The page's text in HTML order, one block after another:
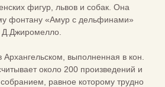
фигур, львов и собак. Она
фонтану «Амур с дельфинами»
Д.Джиромелло.
Архангельском, выполненная в кон.
около 200 произведений и
равное которому трудно